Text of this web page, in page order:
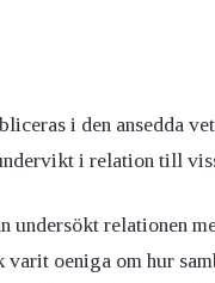
i den ansedda
i relation till
undersökt relationen
oeniga om hur